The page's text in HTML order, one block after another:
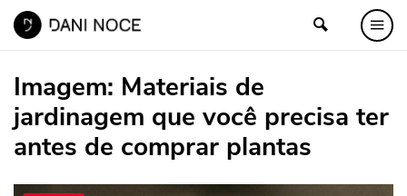
Imagem: Materiais de
jardinagem que você precisa ter
antes de comprar plantas